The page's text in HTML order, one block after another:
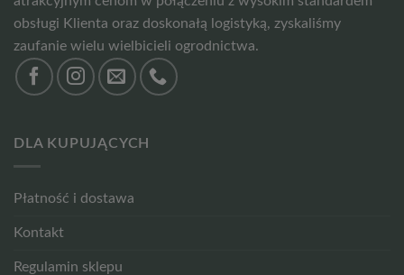
obsługi Klienta oraz doskonałą logistyką, zyskaliśmy
zaufanie wielu wielbicieli ogrodnictwa.
DLA KUPUJĄCYCH
Płatność i dostawa
Kontakt
Regulamin sklepu